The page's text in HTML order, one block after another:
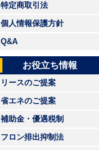
特定商取引法
個人情報保護方針
Q&A
お役立ち情報
リースのご提案
省エネのご提案
補助金・優遇税制
フロン排出抑制法